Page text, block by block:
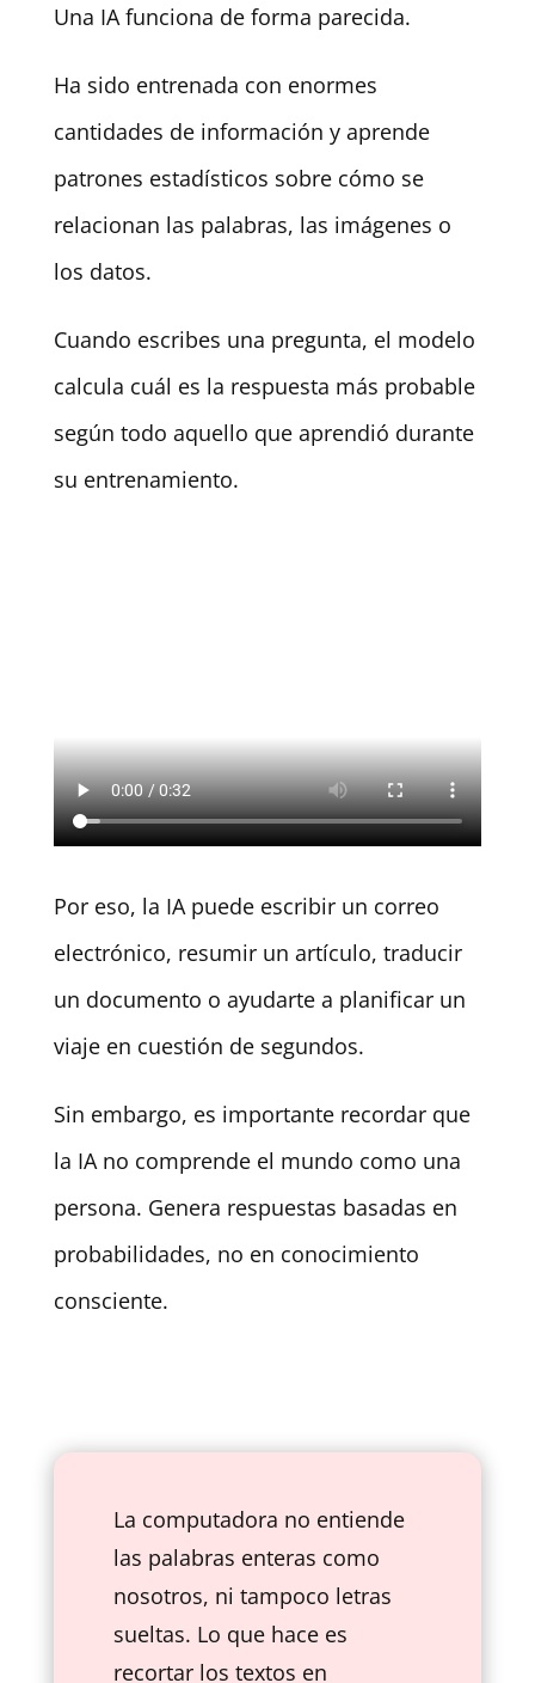
Una IA funciona de forma parecida.
Ha sido entrenada con enormes
cantidades de información y aprende
patrones estadísticos sobre cómo se
relacionan las palabras, las imágenes o
los datos.
Cuando escribes una pregunta, el modelo
calcula cuál es la respuesta más probable
según todo aquello que aprendió durante
su entrenamiento.
Por eso, la IA puede escribir un correo
electrónico, resumir un artículo, traducir
un documento o ayudarte a planificar un
viaje en cuestión de segundos.
Sin embargo, es importante recordar que
la IA no comprende el mundo como una
persona. Genera respuestas basadas en
probabilidades, no en conocimiento
consciente.
La computadora no entiende
las palabras enteras como
nosotros, ni tampoco letras
sueltas. Lo que hace es
recortar los textos en